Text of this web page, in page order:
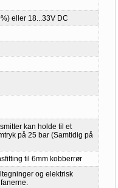
eller 18...33V DC
kan holde til et
på 25 bar (Samtidig på
til 6mm kobberrør
og elektrisk